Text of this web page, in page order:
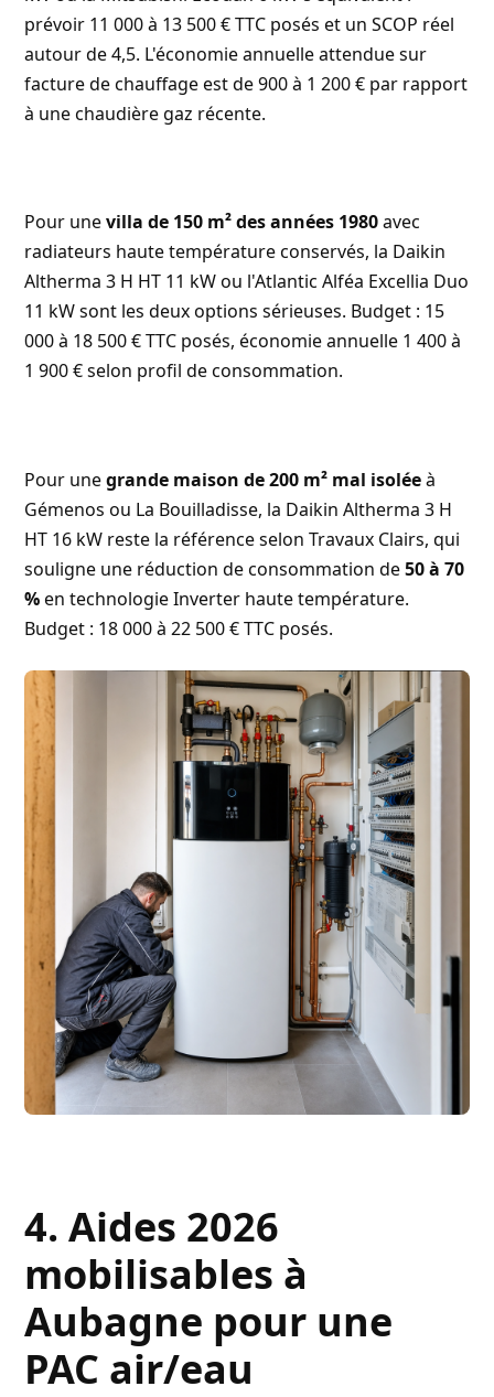
prévoir 11 000 à 13 500 € TTC posés et un SCOP réel
autour de 4,5. L'économie annuelle attendue sur
facture de chauffage est de 900 à 1 200 € par rapport
à une chaudière gaz récente.
Pour unevilla de 150 m² des années 1980avec
radiateurs haute température conservés, la Daikin
Altherma 3 H HT 11 kW ou l'Atlantic Alféa Excellia Duo
11 kW sont les deux options sérieuses. Budget : 15
000 à 18 500 € TTC posés, économie annuelle 1 400 à
1 900 € selon profil de consommation.
Pour unegrande maison de 200 m² mal isoléeà
Gémenos ou La Bouilladisse, la Daikin Altherma 3 H
HT 16 kW reste la référence selonTravaux Clairs, qui
souligne une réduction de consommation de50 à 70
%en technologie Inverter haute température.
Budget : 18 000 à 22 500 € TTC posés.
4. Aides 2026
mobilisables à
Aubagne pour une
PAC air/eau